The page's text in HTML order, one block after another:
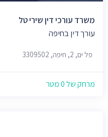
משרד עורכי דין שירי טל
עורך דין בחיפה
פל ים, 2, חיפה, 3309502
מרחק של 0 מטר